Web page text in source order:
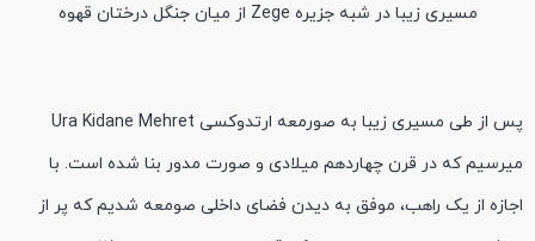
مسیری زیبا در شبه جزیره Zege از میان جنگل درختان قهوه
پس از طی مسیری زیبا به صورمعه ارتدوکسی Ura Kidane Mehret
میرسیم که در قرن چهاردهم میلادی و صورت مدور بنا شده است. با
اجازه از یک راهب، موفق به دیدن فضای داخلی صومعه شدیم که پر از